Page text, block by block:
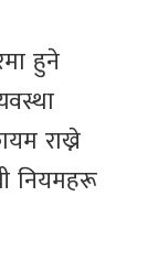
हुने
राख्ने
नियमहरू